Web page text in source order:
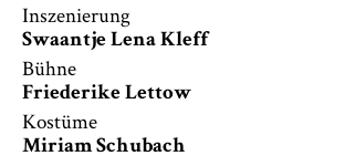
Inszenierung
Swaantje Lena Kleff
Bühne
Friederike Lettow
Kostüme
Miriam Schubach